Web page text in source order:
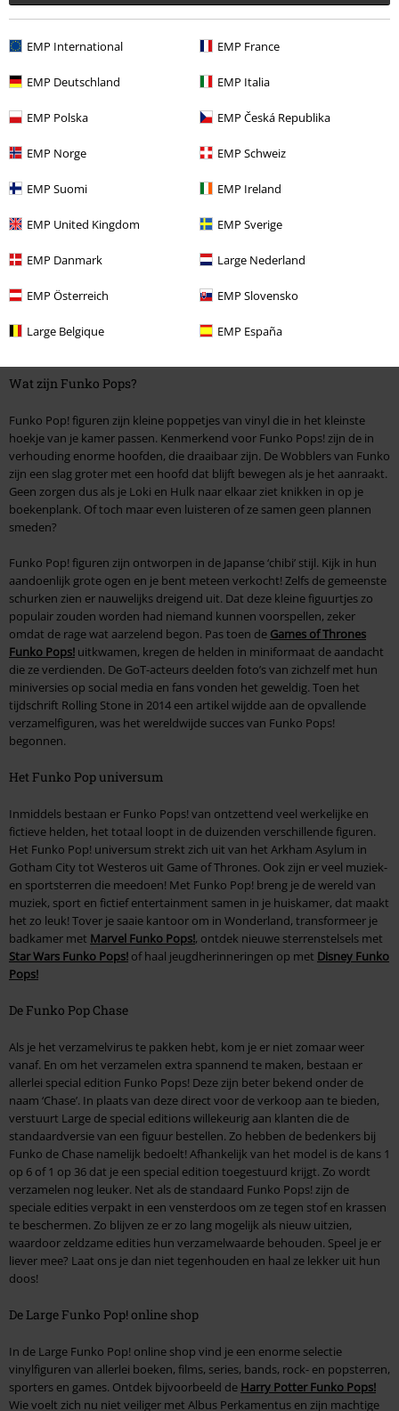
EMP International EMP France
EMP Deutschland EMP Italia
EMP Polska EMP Česká Republika
EMP Norge EMP Schweiz
EMP Suomi EMP Ireland
EMP United Kingdom EMP Sverige
EMP Danmark Large Nederland
EMP Österreich EMP Slovensko
Large Belgique EMP España
4 5
Pagina 6 van 6
waarin superhelden en magische wezens alleen in stripboeken en op
van een echt theefeestje met de Mad Hatter, wakker worden met
Batman? Wat vroeger slechts een droom was, is nu mogelijk dankzij de
Wat zijn Funko Pops?
Funko Pop! figuren zijn kleine poppetjes van vinyl die in het kleinste
hoekje van je kamer passen. Kenmerkend voor Funko Pops! zijn de in
verhouding enorme hoofden, die draaibaar zijn. De Wobblers van Funko
zijn een slag groter met een hoofd dat blijft bewegen als je het aanraakt.
Geen zorgen dus als je Loki en Hulk naar elkaar ziet knikken in op je
boekenplank. Of toch maar even luisteren of ze samen geen plannen
smeden?
Funko Pop! figuren zijn ontworpen in de Japanse ‘chibi’ stijl. Kijk in hun
aandoenlijk grote ogen en je bent meteen verkocht! Zelfs de gemeenste
schurken zien er nauwelijks dreigend uit. Dat deze kleine figuurtjes zo
populair zouden worden had niemand kunnen voorspellen, zeker
omdat de rage wat aarzelend begon. Pas toen de Games of Thrones
Funko Pops! uitkwamen, kregen de helden in miniformaat de aandacht
die ze verdienden. De GoT-acteurs deelden foto’s van zichzelf met hun
miniversies op social media en fans vonden het geweldig. Toen het
tijdschrift Rolling Stone in 2014 een artikel wijdde aan de opvallende
verzamelfiguren, was het wereldwijde succes van Funko Pops!
begonnen.
Het Funko Pop universum
Inmiddels bestaan er Funko Pops! van ontzettend veel werkelijke en
fictieve helden, het totaal loopt in de duizenden verschillende figuren.
Het Funko Pop! universum strekt zich uit van het Arkham Asylum in
Gotham City tot Westeros uit Game of Thrones. Ook zijn er veel muziek-
en sportsterren die meedoen! Met Funko Pop! breng je de wereld van
muziek, sport en fictief entertainment samen in je huiskamer, dat maakt
het zo leuk! Tover je saaie kantoor om in Wonderland, transformeer je
badkamer met Marvel Funko Pops!, ontdek nieuwe sterrenstelsels met
Star Wars Funko Pops! of haal jeugdherinneringen op met Disney Funko
Pops!
De Funko Pop Chase
Als je het verzamelvirus te pakken hebt, kom je er niet zomaar weer
vanaf. En om het verzamelen extra spannend te maken, bestaan er
allerlei special edition Funko Pops! Deze zijn beter bekend onder de
naam ‘Chase’. In plaats van deze direct voor de verkoop aan te bieden,
verstuurt Large de special editions willekeurig aan klanten die de
standaardversie van een figuur bestellen. Zo hebben de bedenkers bij
Funko de Chase namelijk bedoelt! Afhankelijk van het model is de kans 1
op 6 of 1 op 36 dat je een special edition toegestuurd krijgt. Zo wordt
verzamelen nog leuker. Net als de standaard Funko Pops! zijn de
speciale edities verpakt in een vensterdoos om ze tegen stof en krassen
te beschermen. Zo blijven ze er zo lang mogelijk als nieuw uitzien,
waardoor zeldzame edities hun verzamelwaarde behouden. Speel je er
liever mee? Laat ons je dan niet tegenhouden en haal ze lekker uit hun
doos!
De Large Funko Pop! online shop
In de Large Funko Pop! online shop vind je een enorme selectie
vinylfiguren van allerlei boeken, films, series, bands, rock- en popsterren,
sporters en games. Ontdek bijvoorbeeld de Harry Potter Funko Pops!
Wie voelt zich nu niet veiliger met Albus Perkamentus en zijn machtige